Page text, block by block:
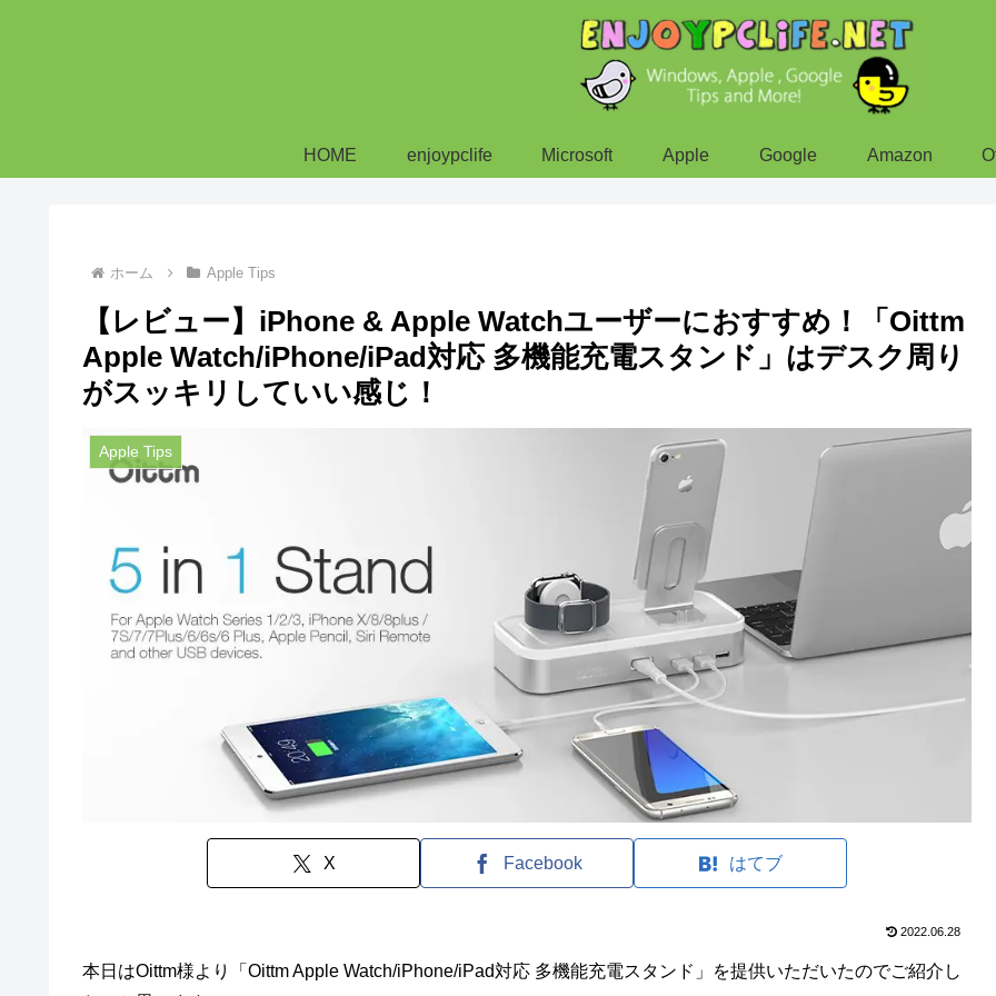
HOME enjoypclife Microsoft Apple Google Amazon
ホーム Apple Tips
【レビュー】iPhone & Apple Watchユーザーにおすすめ！「Oittm
Apple Watch/iPhone/iPad対応 多機能充電スタンド」はデスク周り
がスッキリしていい感じ！
Apple Tips
X Facebook はてブ
2022.06.28
本日はOittm様より「Oittm Apple Watch/iPhone/iPad対応 多機能充電スタンド」を提供いただいたのでご紹介し